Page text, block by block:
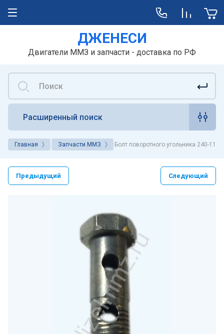
ДЖЕНЕСИ
Двигатели ММЗ и запчасти - доставка по РФ
Расширенный поиск
Главная Запчасти ММЗ Болт поворотного угольника 240-
Предыдущий Следующий